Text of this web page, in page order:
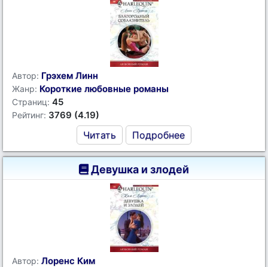
Автор: Грэхем Линн
Жанр: Короткие любовные романы
Страниц: 45
Рейтинг: 3769 (4.19)
Читать Подробнее
Девушка и злодей
Автор: Лоренс Ким